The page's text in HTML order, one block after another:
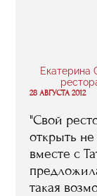
Екатерина
28 АВГУСТА 2012
"Свой
открыть
вместе с
такая